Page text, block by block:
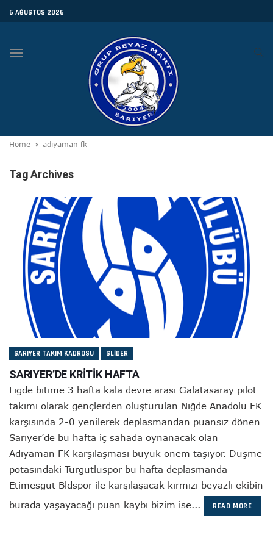
6 AĞUSTOS 2026
Toggle
Home adıyaman fk
Tag Archives
SARIYER TAKIM KADROSU SLIDER
SARIYER’DE KRİTİK HAFTA
Ligde bitime 3 hafta kala devre arası Galatasaray pilot
takımı olarak gençlerden oluşturulan Niğde Anadolu FK
karşısında 2-0 yenilerek deplasmandan puansız dönen
Sarıyer’de bu hafta iç sahada oynanacak olan
Adıyaman FK karşılaşması büyük önem taşıyor. Düşme
potasındaki Turgutluspor bu hafta deplasmanda
Etimesgut Bldspor ile karşılaşacak kırmızı beyazlı ekibin
burada yaşayacağı puan kaybı bizim ise...
READ MORE